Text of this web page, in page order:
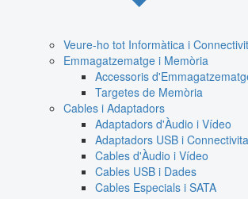
Veure-ho tot Informàtica i
Emmagatzematge i Memòria
Accessoris
Targetes de Memòria
Cables i Adaptadors
Adaptadors d'Àudio i Vídeo
Adaptadors USB i
Cables d'Àudio i Vídeo
Cables USB i Dades
Cables Especials i SATA